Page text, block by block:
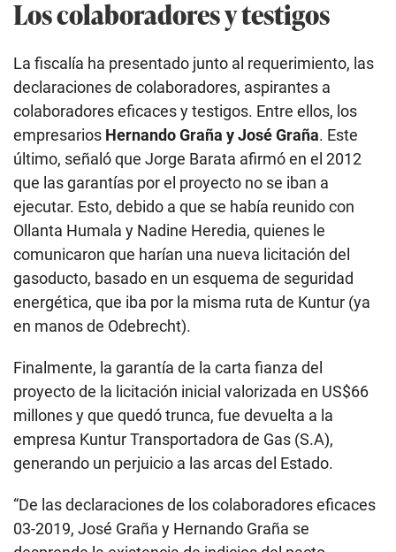
colaboradores eficaces y testigos. Entre ellos, los
último, señaló que Jorge Barata afirmó en el 2012
que las garantías por el proyecto no se iban a
ejecutar. Esto, debido a que se había reunido con
Ollanta Humala y Nadine Heredia, quienes le
comunicaron que harían una nueva licitación del
gasoducto, basado en un esquema de seguridad
energética, que iba por la misma ruta de Kuntur (ya
en manos de Odebrecht).
Finalmente, la garantía de la carta fianza del
proyecto de la licitación inicial valorizada en US$66
millones y que quedó trunca, fue devuelta a la
generando un perjuicio a las arcas del Estado.
“De las declaraciones de los colaboradores eficaces
03-2019, José Graña y Hernando Graña se
desprende la existencia de indicios del pacto
directivos de la empresa Odebrecht, participando los
miembros del Consejo Directivo, el comité de